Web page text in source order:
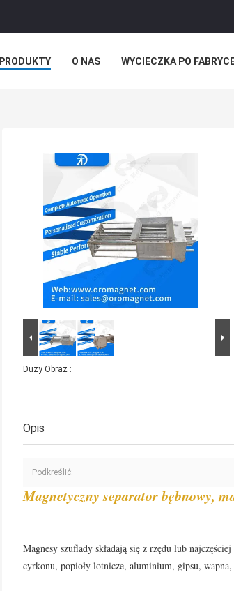
PRODUKTY O NAS WYCIECZKA PO
Duży Obraz :
Opis
Podkreślić:
Magnetyczny separator bębnowy,
Magnesy szuflady składają się z rzędu lub
cyrkonu, popioły lotnicze, aluminium, gipsu,